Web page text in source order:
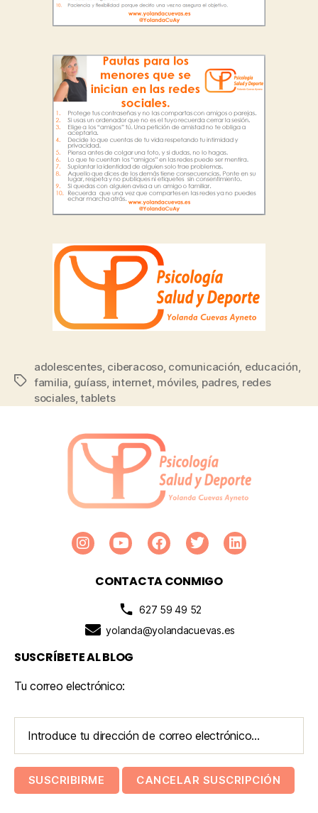
adolescentes, ciberacoso, comunicación, educación,
familia, guíass, internet, móviles, padres, redes
sociales,tablets
CONTACTA CONMIGO
627 59 49 52
yolanda@yolandacuevas.es
SUSCRÍBETE AL BLOG
Tu correo electrónico: